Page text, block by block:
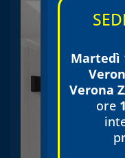
Martedì
Verona
ore